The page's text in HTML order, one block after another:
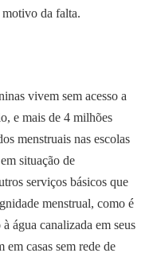
motivo da falta.
vivem sem acesso a
e mais de 4 milhões
menstruais nas escolas
situação de
serviços básicos que
menstrual, como é
água canalizada em seus
casas sem rede de